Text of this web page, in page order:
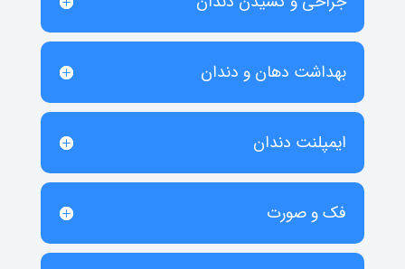
بهداشت دهان و دندان
ایمپلنت دندان
فک و صورت